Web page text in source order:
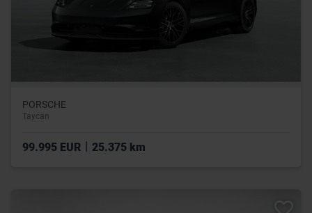
PORSCHE
Taycan
99.995 EUR 25.375 km